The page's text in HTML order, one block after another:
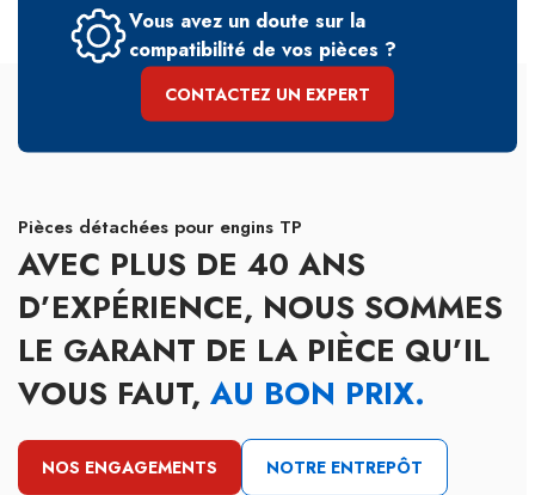
Vous avez un doute sur la
compatibilité de vos pièces ?
CONTACTEZ UN EXPERT
Pièces détachées pour engins TP
AVEC PLUS DE 40 ANS
D’EXPÉRIENCE, NOUS SOMMES
LE GARANT DE LA PIÈCE QU’IL
VOUS FAUT, AU BON PRIX.
NOS ENGAGEMENTS NOTRE ENTREPÔT